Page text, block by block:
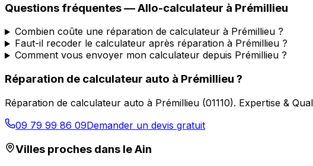
Questions fréquentes —Allo-calculateur à Prémillieu
Combien coûte une réparation de calculateur à Prémillieu ?
Faut-il recoder le calculateur après réparation à Prémillieu ?
Comment vous envoyer mon calculateur depuis Prémillieu ?
Réparation de calculateur auto à Prémillieu ?
Réparation de calculateur auto à Prémillieu (01110). Expertise &
09 79 99 86 09Demander un devis gratuit
Villes proches dans leAin